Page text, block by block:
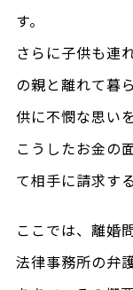
す。
さらに子供も連
の親と離れて暮
供に不憫な思い
こうしたお金の
て相手に請求す
ここでは、離婚
法律事務所の弁